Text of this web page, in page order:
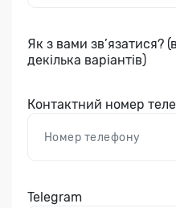
Як з вами зв’язатися?
декілька варіантів)
Контактний номер
Telegram